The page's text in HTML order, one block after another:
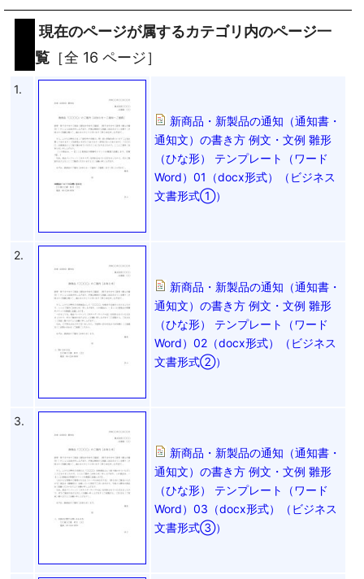
現在のページが属するカテゴリ内のページ一
覧 ［全 16 ページ］
1.
新商品・新製品の通知（通知書・
通知文）の書き方 例文・文例 雛形
（ひな形） テンプレート（ワード
Word）01（docx形式）（ビジネス
文書形式①）
2.
新商品・新製品の通知（通知書・
通知文）の書き方 例文・文例 雛形
（ひな形） テンプレート（ワード
Word）02（docx形式）（ビジネス
文書形式②）
3.
新商品・新製品の通知（通知書・
通知文）の書き方 例文・文例 雛形
（ひな形） テンプレート（ワード
Word）03（docx形式）（ビジネス
文書形式③）